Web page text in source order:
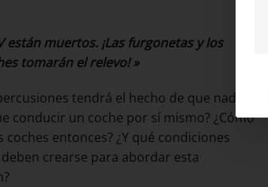
están muertos. ¡Las furgonetas y los
tomarán el relevo! »
tendrá el hecho de que nadie
conducir un coche por sí mismo? ¿Cómo
coches entonces? ¿Y qué condiciones
crearse para abordar esta